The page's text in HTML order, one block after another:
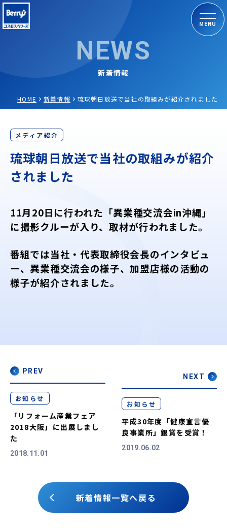
MENU
NEWS
新着情報
HOME 新着情報 琉球朝日放送で当社の取組みが紹介されました
メディア紹介
琉球朝日放送で当社の取組みが紹介
されました
11月20日に行われた「異業種交流会in沖縄」
に撮影クルーが入り、取材が行われました。
番組では当社・代表取締役会長のインタビュ
ー、異業種交流会の様子、加盟店様の活動の
様子が紹介されました。
PREV
2018.11.01
お知らせ
「リフォーム産業フェア
2018大阪」に出展しまし
た
新着情報一覧へ戻る
NEXT
2019.06.02
お知らせ
平成30年度「健康宣言優
良事業所」銀賞を受賞！